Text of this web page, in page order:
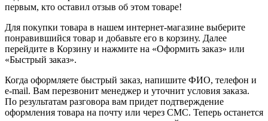
первым, кто оставил отзыв об этом товаре!
Для покупки товара в нашем интернет-магазине выберите
понравившийся товар и добавьте его в корзину. Далее
перейдите в Корзину и нажмите на «Оформить заказ» или
«Быстрый заказ».
Когда оформляете быстрый заказ, напишите ФИО, телефон и
e-mail. Вам перезвонит менеджер и уточнит условия заказа.
По результатам разговора вам придет подтверждение
оформления товара на почту или через СМС. Теперь останется